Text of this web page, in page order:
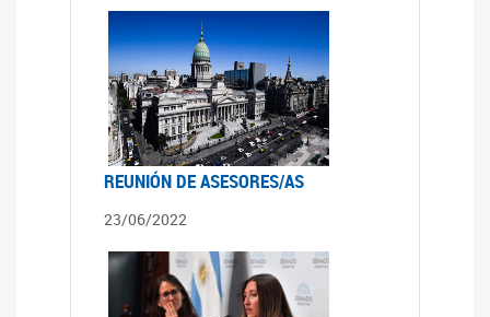
REUNIÓN DE ASESORES/AS
23/06/2022